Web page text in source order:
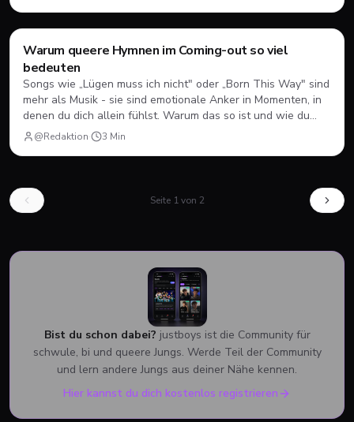
Coming-Out
Warum queere Hymnen im Coming-out so viel
bedeuten
Songs wie „Lügen muss ich nicht" oder „Born This Way" sind
mehr als Musik - sie sind emotionale Anker in Momenten, in
denen du dich allein fühlst. Warum das so ist und wie du
Musik für dein Coming-out nutzen kannst.
@Redaktion· 3 Min
Seite 1von 2
Bist du schon dabei? justboys ist die Community für
schwule, bi und queere Jungs. Werde Teil der Community
und lern andere Jungs aus deiner Nähe kennen.
Hier kannst du dich kostenlos registrieren